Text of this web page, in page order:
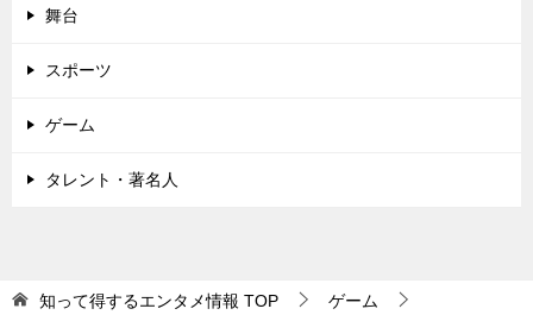
舞台
スポーツ
ゲーム
タレント・著名人
知って得するエンタメ情報 TOP ゲーム